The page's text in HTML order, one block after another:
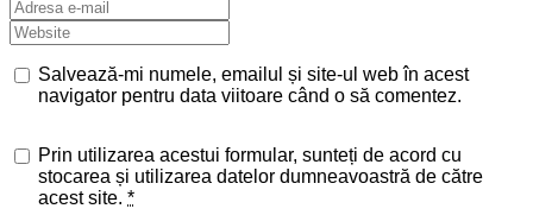
Salvează-mi numele, emailul și site-ul web în acest
navigator pentru data viitoare când o să comentez.
Prin utilizarea acestui formular, sunteți de acord cu
stocarea și utilizarea datelor dumneavoastră de către
acest site. *